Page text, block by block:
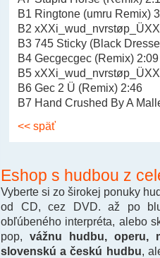
B1 Ringtone (umru Remix)
B2
B3 745 Sticky (Black
B4 Gecgecgec (Remix) 2:09
B5
B6 Gec 2 Ü (Remix) 2:46
B7 Hand Crushed By A
<< späť
Eshop s hudbou z
Vyberte si zo širokej ponuky
od CD, cez DVD. až po
obľúbeného interpréta, alebo
pop, vážnu hudbu, operu,
slovenskú a českú hudbu ,